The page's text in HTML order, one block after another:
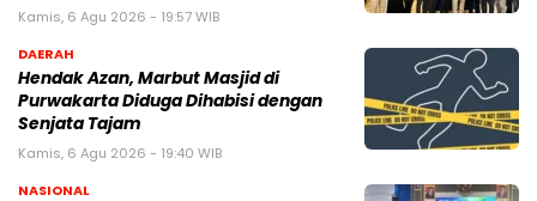
Kamis, 6 Agu 2026 - 19:57 WIB
DAERAH
Hendak Azan, Marbut Masjid di
Purwakarta Diduga Dihabisi dengan
Senjata Tajam
Kamis, 6 Agu 2026 - 19:40 WIB
NASIONAL